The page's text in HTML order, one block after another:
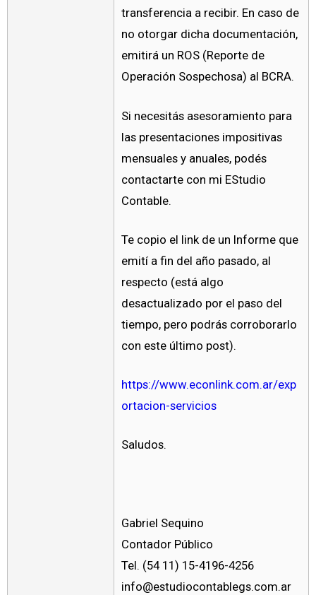
transferencia a recibir. En caso de
no otorgar dicha documentación,
emitirá un ROS (Reporte de
Operación Sospechosa) al BCRA.
Si necesitás asesoramiento para
las presentaciones impositivas
mensuales y anuales, podés
contactarte con mi EStudio
Contable.
Te copio el link de un Informe que
emití a fin del año pasado, al
respecto (está algo
desactualizado por el paso del
tiempo, pero podrás corroborarlo
con este último post).
https://www.econlink.com.ar/exp
ortacion-servicios
Saludos.
Gabriel Sequino
Contador Público
Tel. (54 11) 15-4196-4256
info@estudiocontablegs.com.ar